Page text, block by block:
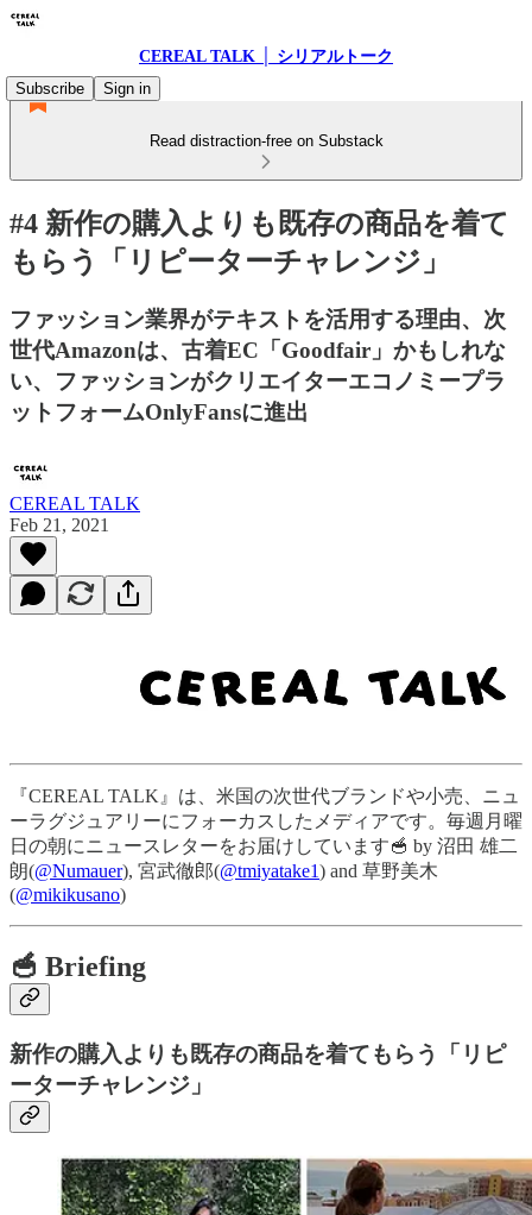
CEREAL TALK │ シリアルトーク
Subscribe
Sign in
Read distraction-free on Substack
#4 新作の購入よりも既存の商品を着て
もらう「リピーターチャレンジ」
ファッション業界がテキストを活用する理由、次
世代Amazonは、古着EC「Goodfair」かもしれな
い、ファッションがクリエイターエコノミープラ
ットフォームOnlyFansに進出
CEREAL TALK
Feb 21, 2021
『CEREAL TALK』は、米国の次世代ブランドや小売、ニュ
ーラグジュアリーにフォーカスしたメディアです。毎週月曜
日の朝にニュースレターをお届けしています🥣 by 沼田 雄二
朗(@Numauer), 宮武徹郎(@tmiyatake1) and 草野美木
(@mikikusano)
🥣 Briefing
新作の購入よりも既存の商品を着てもらう「リピ
ーターチャレンジ」